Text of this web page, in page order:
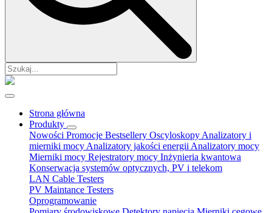
Strona główna
Produkty
Nowości Promocje Bestsellery Oscyloskopy Analizatory i
mierniki mocy Analizatory jakości energii Analizatory mocy
Mierniki mocy Rejestratory mocy Inżynieria kwantowa
Konserwacja systemów optycznych, PV i telekom
LAN Cable Testers
PV Maintance Testers
Oprogramowanie